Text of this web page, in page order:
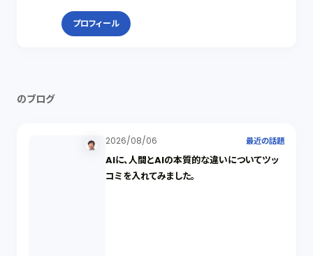
プロフィール
のブログ
2026/08/06 最近の話題
AIに、人間とAIの本質的な違いについてツッ
コミを入れてみました。